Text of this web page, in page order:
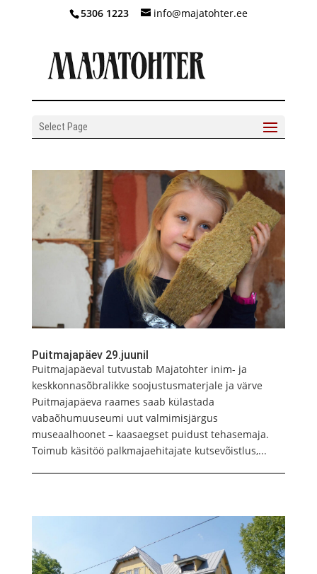
5306 1223 info@majatohter.ee
Select Page
Puitmajapäev 29.juunil
Puitmajapäeval tutvustab Majatohter inim- ja
keskkonnasõbralikke soojustusmaterjale ja värve
Puitmajapäeva raames saab külastada
vabaõhumuuseumi uut valmimisjärgus
museaalhoonet – kaasaegset puidust tehasemaja.
Toimub käsitöö palkmajaehitajate kutsevõistlus,...